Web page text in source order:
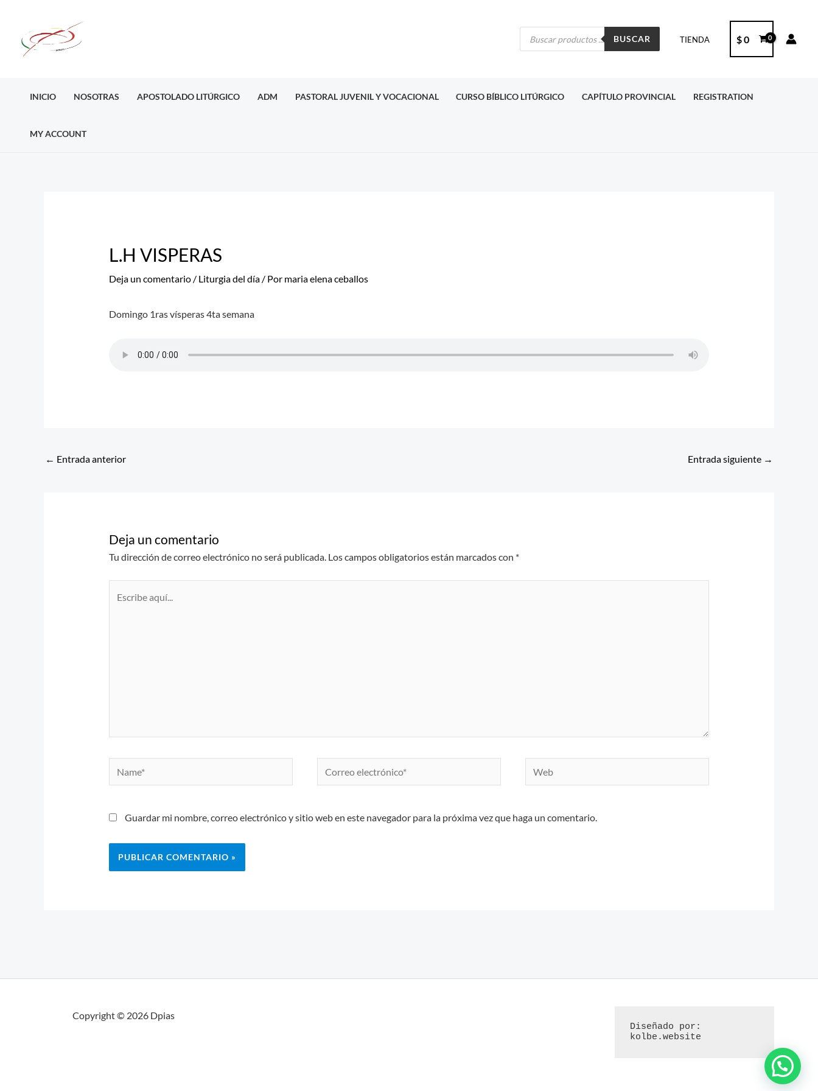
contenido
Búsqueda
productos
BUSCAR TIENDA $0
INICIO NOSOTRAS APOSTOLADO LITÚRGICO ADM PASTORAL JUVENIL Y VOCACIONAL CURSO BÍBLICO LITÚRGICO CAPÍTULO PROVINCIAL REGISTRATION
MY ACCOUNT
L.H VISPERAS
Deja un comentario / Liturgia del día/ Por maria elena ceballos
Domingo 1ras vísperas 4ta semana
← Entrada anterior Entrada siguiente →
Deja un comentario
Tu dirección de correo electrónico no será publicada. Los campos obligatorios están marcados con *
electrónico*
Guardar mi nombre, correo electrónico y sitio web en este navegador para la próxima vez que haga un comentario.
Copyright © 2026 Dpias
Diseñado por:
kolbe.website